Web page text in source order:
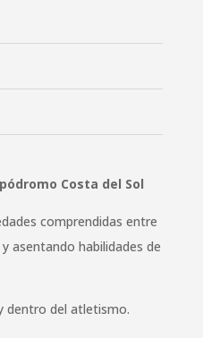
Costa del Sol
comprendidas entre
asentando habilidades de
dentro del atletismo.